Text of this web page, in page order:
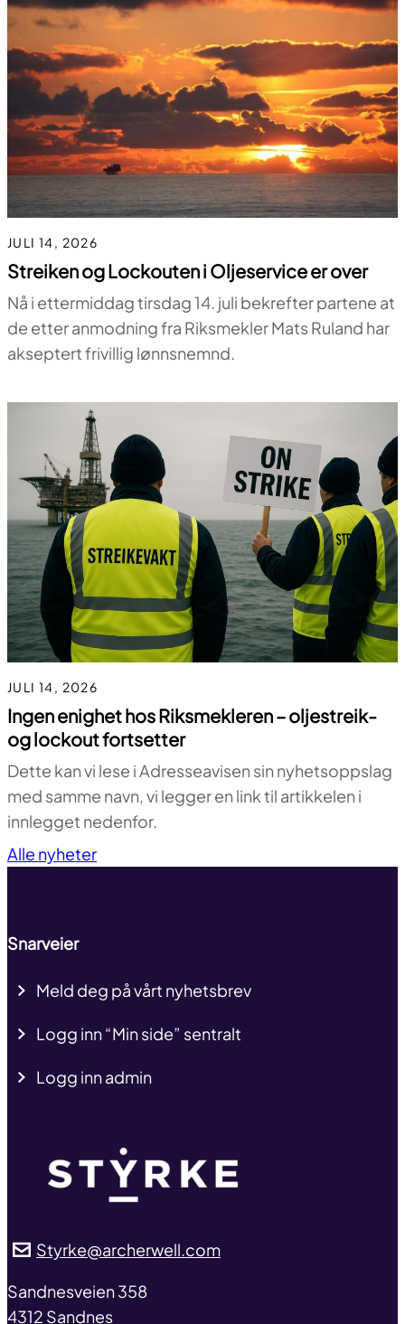
JULI 14, 2026
Streiken og Lockouten i Oljeservice er over
Nå i ettermiddag tirsdag 14. juli bekrefter partene at
de etter anmodning fra Riksmekler Mats Ruland har
akseptert frivillig lønnsnemnd.
JULI 14, 2026
Ingen enighet hos Riksmekleren – oljestreik-
og lockout fortsetter
Dette kan vi lese i Adresseavisen sin nyhetsoppslag
med samme navn, vi legger en link til artikkelen i
innlegget nedenfor.
Alle nyheter
Snarveier
Meld deg på vårt nyhetsbrev
Logg inn “Min side” sentralt
Logg inn admin
Styrke@archerwell.com
address
Sandnesveien 358
4312 Sandnes